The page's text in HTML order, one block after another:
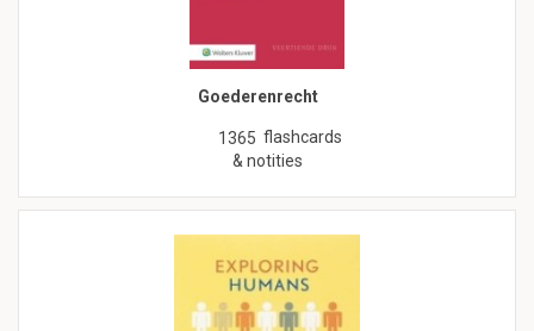
Goederenrecht
1365 flashcards
& notities